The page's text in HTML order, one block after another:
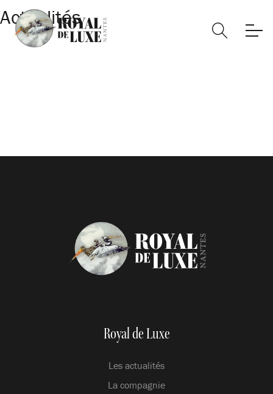
Actualités
Royal de Luxe
Les actualités
La compagnie